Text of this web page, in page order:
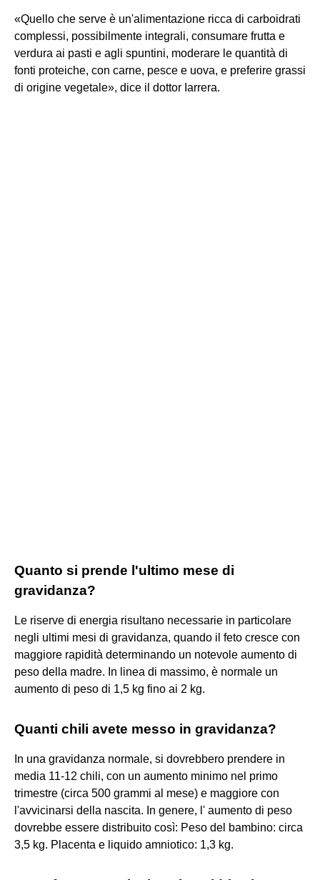
«Quello che serve è un'alimentazione ricca di carboidrati
complessi, possibilmente integrali, consumare frutta e
verdura ai pasti e agli spuntini, moderare le quantità di
fonti proteiche, con carne, pesce e uova, e preferire grassi
di origine vegetale», dice il dottor Iarrera.
Quanto si prende l'ultimo mese di
gravidanza?
Le riserve di energia risultano necessarie in particolare
negli ultimi mesi di gravidanza, quando il feto cresce con
maggiore rapidità determinando un notevole aumento di
peso della madre. In linea di massimo, è normale un
aumento di peso di 1,5 kg fino ai 2 kg.
Quanti chili avete messo in gravidanza?
In una gravidanza normale, si dovrebbero prendere in
media 11-12 chili, con un aumento minimo nel primo
trimestre (circa 500 grammi al mese) e maggiore con
l'avvicinarsi della nascita. In genere, l' aumento di peso
dovrebbe essere distribuito così: Peso del bambino: circa
3,5 kg. Placenta e liquido amniotico: 1,3 kg.